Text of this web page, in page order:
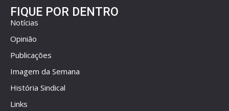
FIQUE POR DENTRO
Notícias
Opinião
Publicações
Imagem da Semana
História Sindical
Links